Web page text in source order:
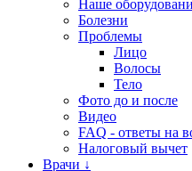
Наше
Болезни
Проблемы
Лицо
Волосы
Тело
Фото до и после
Видео
FAQ - ответы на
Налоговый вычет
Врачи ↓